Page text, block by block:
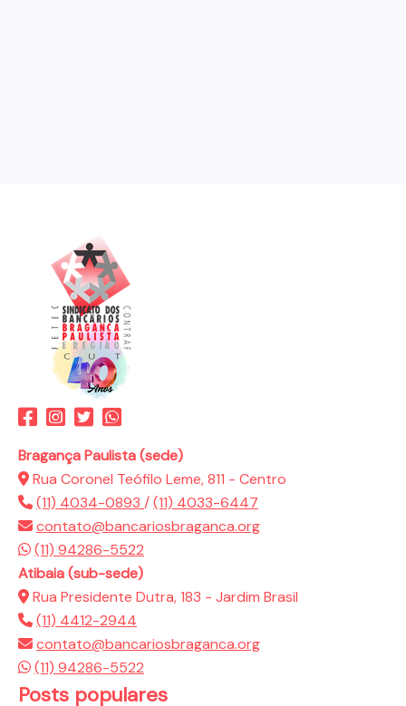
Bragança Paulista (sede)
Rua Coronel Teófilo Leme, 811 - Centro
(11) 4034-0893 /(11) 4033-6447
contato@bancariosbraganca.org
(11) 94286-5522
Atibaia (sub-sede)
Rua Presidente Dutra, 183 - Jardim Brasil
(11) 4412-2944
contato@bancariosbraganca.org
(11) 94286-5522
Posts populares